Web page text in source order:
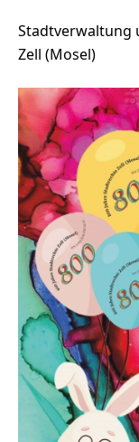
Stadtverwaltung
Zell (Mosel)